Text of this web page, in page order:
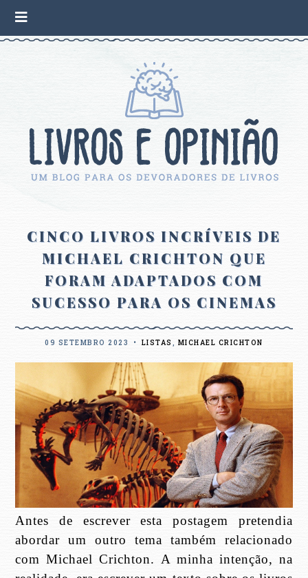
CINCO LIVROS INCRÍVEIS DE
MICHAEL CRICHTON QUE
FORAM ADAPTADOS COM
SUCESSO PARA OS CINEMAS
09 SETEMBRO 2023 • LISTAS , MICHAEL CRICHTON
Antes de escrever esta postagem pretendia
abordar um outro tema também relacionado
com Michael Crichton. A minha intenção, na